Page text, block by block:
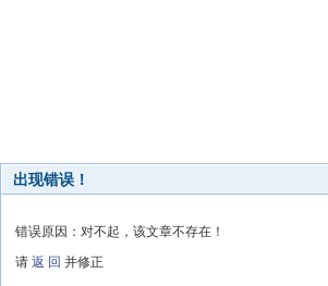
出现错误！
错误原因：对不起，该文章不存在！
请 返 回 并修正